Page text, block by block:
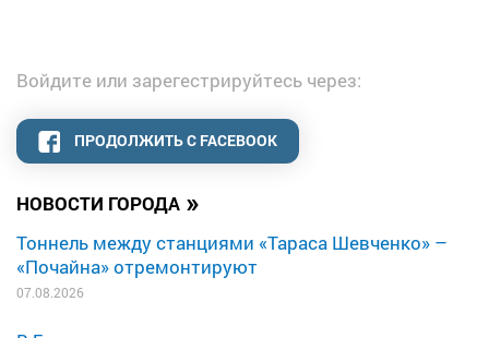
НОВОСТИ ГОРОДА »
Тоннель между станциями «Тараса Шевченко» –
«Почайна» отремонтируют
07.08.2026
Войдите или зарегестрируйтесь через:
ПРОДОЛЖИТЬ С FACEBOOK